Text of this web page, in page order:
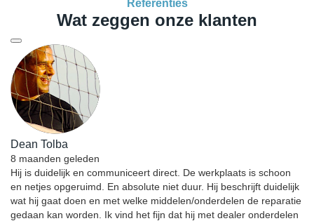
Referenties
Wat zeggen onze klanten
Dean Tolba
8 maanden geleden
Hij is duidelijk en communiceert direct. De werkplaats is schoon
en netjes opgeruimd. En absolute niet duur. Hij beschrijft duidelijk
wat hij gaat doen en met welke middelen/onderdelen de reparatie
gedaan kan worden. Ik vind het fijn dat hij met dealer onderdelen